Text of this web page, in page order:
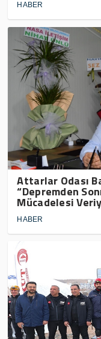
HABER
Attarlar Odası
“Depremden
Mücadelesi
HABER